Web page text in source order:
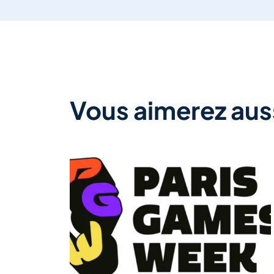
Vous aimerez